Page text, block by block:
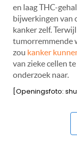
en laag THC-
bijwerkingen van
kanker zelf.
tumorremmende
zou kanker
van zieke cellen
onderzoek naar.
[Openingsfoto: